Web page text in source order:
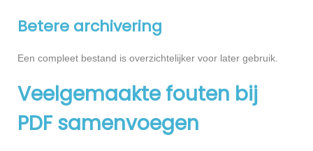
Betere archivering
Een compleet bestand is overzichtelijker voor later gebruik.
Veelgemaakte fouten bij
PDF samenvoegen